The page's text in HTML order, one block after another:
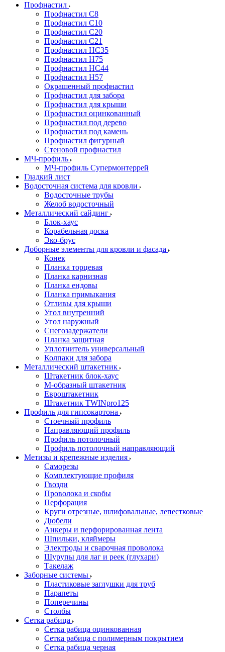
Профнастил
Профнастил С8
Профнастил С10
Профнастил С20
Профнастил С21
Профнастил НС35
Профнастил Н75
Профнастил HC44
Профнастил Н57
Окрашенный профнастил
Профнастил для забора
Профнастил для крыши
Профнастил оцинкованный
Профнастил под дерево
Профнастил под камень
Профнастил фигурный
Стеновой профнастил
МЧ-профиль
МЧ-профиль Супермонтеррей
Гладкий лист
Водосточная система для кровли
Водосточные трубы
Желоб водосточный
Металлический сайдинг
Блок-хаус
Корабельная доска
Эко-брус
Доборные элементы для кровли и фасада
Конек
Планка торцевая
Планка карнизная
Планка ендовы
Планка примыкания
Отливы для крыши
Угол внутренний
Угол наружный
Снегозадержатели
Планка защитная
Уплотнитель универсальный
Колпаки для забора
Металлический штакетник
Штакетник блок-хаус
М-образный штакетник
Евроштакетник
Штакетник TWINpro125
Профиль для гипсокартона
Стоечный профиль
Направляющий профиль
Профиль потолочный
Профиль потолочный направляющий
Метизы и крепежные изделия
Саморезы
Комплектующие профиля
Гвозди
Проволока и скобы
Перфорация
Круги отрезные, шлифовальные, лепестковые
Дюбели
Анкеры и перфорированная лента
Шпильки, кляймеры
Электроды и сварочная проволока
Шурупы для лаг и реек (глухари)
Такелаж
Заборные системы
Пластиковые заглушки для труб
Парапеты
Поперечины
Столбы
Сетка рабица
Сетка рабица оцинкованная
Сетка рабица с полимерным покрытием
Сетка рабица черная